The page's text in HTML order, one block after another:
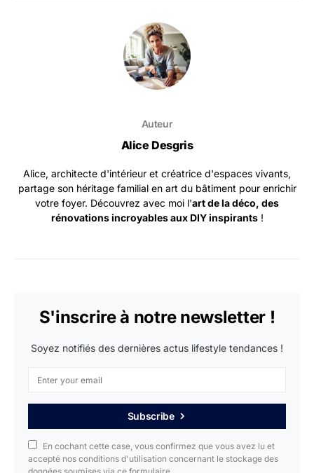
Auteur
Alice Desgris
Alice, architecte d'intérieur et créatrice d'espaces vivants,
partage son héritage familial en art du bâtiment pour enrichir
votre foyer. Découvrez avec moi l'art de la déco, des
rénovations incroyables aux DIY inspirants!
S'inscrire à notre newsletter !
Soyez notifiés des dernières actus lifestyle tendances !
Subscribe
En cochant cette case, vous confirmez que vous avez lu et
accepté nos conditions d'utilisation concernant le stockage des